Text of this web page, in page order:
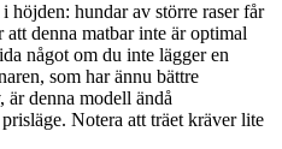
hundar av större raser får
denna matbar inte är optimal
något om du inte lägger en
som har ännu bättre
denna modell ändå
Notera att träet kräver lite